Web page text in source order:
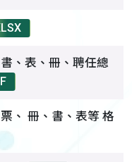
、表、冊、聘任總
、 冊、書、表等 格